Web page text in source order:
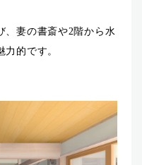
、妻の書斎や2階から水
的です。